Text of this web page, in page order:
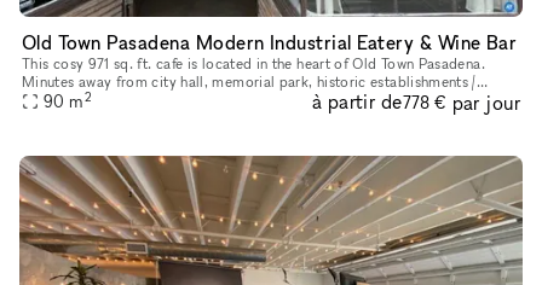
Old Town Pasadena Modern Industrial Eatery & Wine Bar
This cosy 971 sq. ft. cafe is located in the heart of Old Town Pasadena.
Minutes away from city hall, memorial park, historic establishments /
monuments, Colorado blvd attractions. 1 block away from
90 m2 à partir de778 € par jour